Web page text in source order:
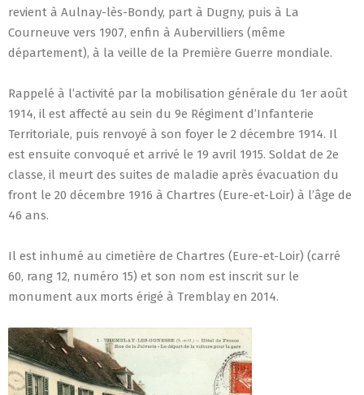
revient à Aulnay-lès-Bondy, part à Dugny, puis à La
Courneuve vers 1907, enfin à Aubervilliers (même
département), à la veille de la Première Guerre mondiale.
Rappelé à l’activité par la mobilisation générale du 1er août
1914, il est affecté au sein du 9e Régiment d’Infanterie
Territoriale, puis renvoyé à son foyer le 2 décembre 1914. Il
est ensuite convoqué et arrivé le 19 avril 1915. Soldat de 2e
classe, il meurt des suites de maladie après évacuation du
front le 20 décembre 1916 à Chartres (Eure-et-Loir) à l’âge de
46 ans.
Il est inhumé au cimetière de Chartres (Eure-et-Loir) (carré
60, rang 12, numéro 15) et son nom est inscrit sur le
monument aux morts érigé à Tremblay en 2014.